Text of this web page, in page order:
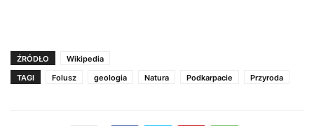
ŹRÓDŁO
Wikipedia
TAGI
Folusz geologia Natura Podkarpacie Przyroda